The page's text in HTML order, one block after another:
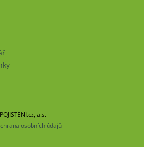
a.s.
osobních údajů